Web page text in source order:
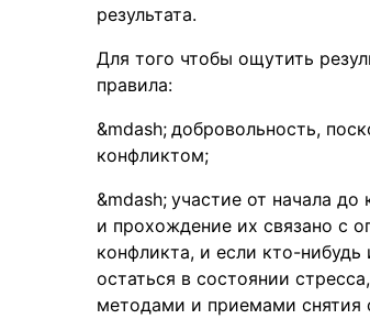
результата.
Для того чтобы ощутить
правила:
добровольность,
конфликтом;
участие от начала
и прохождение их связано с
конфликта, и если кто-
остаться в состоянии
методами и приемами снятия